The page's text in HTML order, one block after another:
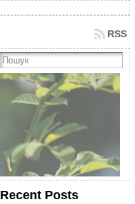
RSS
Recent Posts